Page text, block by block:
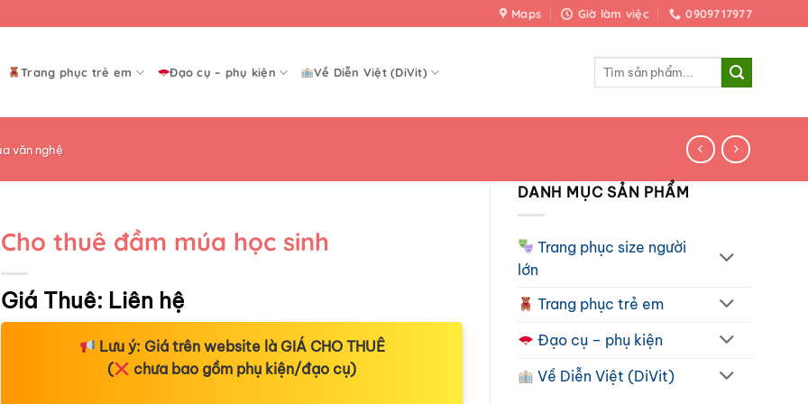
Maps Giờ làm việc 0909717977
Trang phục trẻ em Đạo cụ – phụ kiện Về Diễn Việt (DiVit)
Tìm
văn nghệ
DANH MỤC SẢN PHẨM
Trang phục size người
lớn
Trang phục trẻ em
Đạo cụ – phụ kiện
Về Diễn Việt (DiVit)
Cho thuê đầm múa học sinh
Giá Thuê: Liên hệ
Lưu ý: Giá trên website là GIÁ CHO THUÊ
(
chưa bao gồm phụ kiện/đạo cụ)